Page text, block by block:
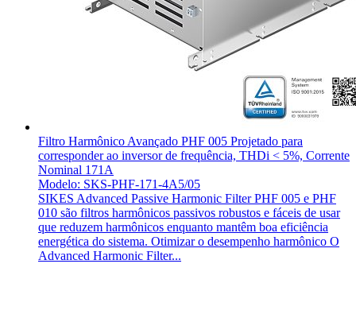
Filtro Harmônico Avançado PHF 005 Projetado para
corresponder ao inversor de frequência, THDi < 5%, Corrente
Nominal 171A
Modelo: SKS-PHF-171-4A5/05
SIKES Advanced Passive Harmonic Filter PHF 005 e PHF
010 são filtros harmônicos passivos robustos e fáceis de usar
que reduzem harmônicos enquanto mantêm boa eficiência
energética do sistema. Otimizar o desempenho harmônico O
Advanced Harmonic Filter...